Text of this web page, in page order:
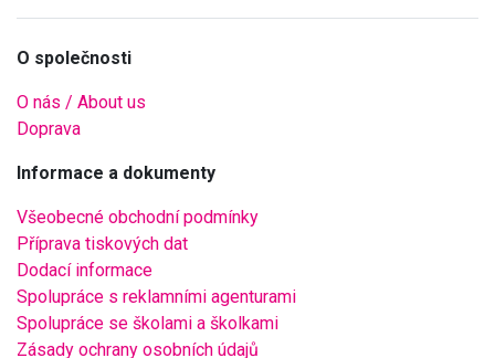
O společnosti
O nás / About us
Doprava
Informace a dokumenty
Všeobecné obchodní podmínky
Příprava tiskových dat
Dodací informace
Spolupráce s reklamními agenturami
Spolupráce se školami a školkami
Zásady ochrany osobních údajů